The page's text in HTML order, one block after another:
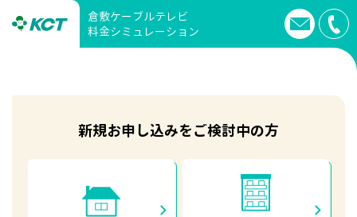
倉敷ケーブルテレビ
料金シミュレーション
新規お申し込みをご検討中の方